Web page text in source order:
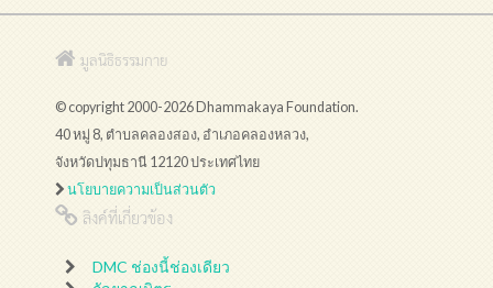
มูลนิธิธรรมกาย
© copyright 2000-2026 Dhammakaya Foundation.
40 หมู่ 8, ตำบลคลองสอง, อำเภอคลองหลวง,
จังหวัดปทุมธานี 12120 ประเทศไทย
นโยบายความเป็นส่วนตัว
ลิงค์ที่เกี่ยวข้อง
DMC ช่องนี้ช่องเดียว